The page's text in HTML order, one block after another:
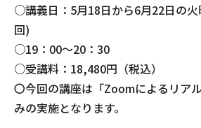
○講義日：5月18日から6月22日の
回)
○19：00～20：30
○受講料：18,480円（税込）
〇今回の講座は「Zoomによるリア
みの実施となります。